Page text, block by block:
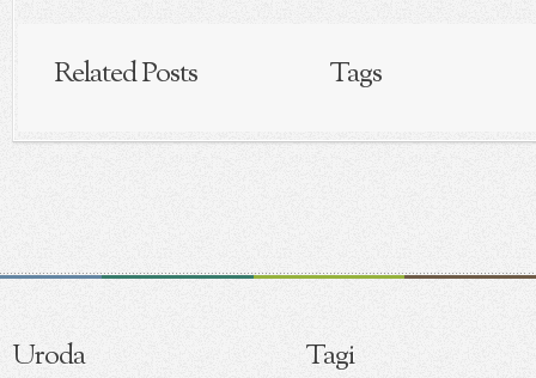
Related Posts Tags
Uroda
Tagi